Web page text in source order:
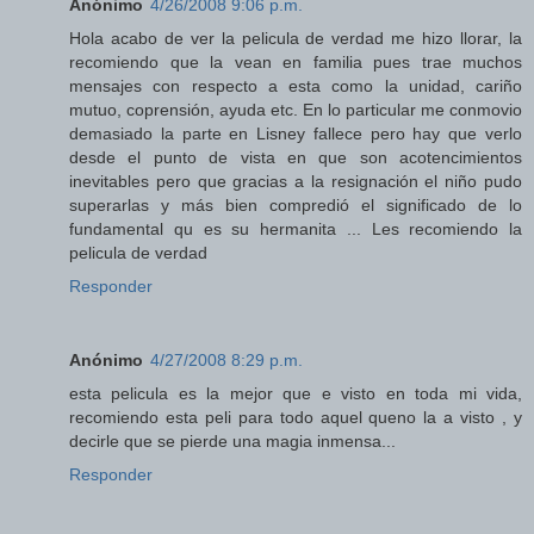
Anónimo 4/26/2008 9:06 p.m.
Hola acabo de ver la pelicula de verdad me hizo llorar, la
recomiendo que la vean en familia pues trae muchos
mensajes con respecto a esta como la unidad, cariño
mutuo, coprensión, ayuda etc. En lo particular me conmovio
demasiado la parte en Lisney fallece pero hay que verlo
desde el punto de vista en que son acotencimientos
inevitables pero que gracias a la resignación el niño pudo
superarlas y más bien compredió el significado de lo
fundamental qu es su hermanita ... Les recomiendo la
pelicula de verdad
Responder
Anónimo 4/27/2008 8:29 p.m.
esta pelicula es la mejor que e visto en toda mi vida,
recomiendo esta peli para todo aquel queno la a visto , y
decirle que se pierde una magia inmensa...
Responder